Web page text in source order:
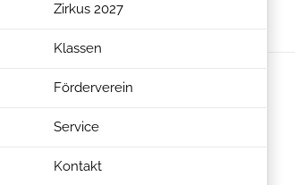
Zirkus 2027
Klassen
Förderverein
Service
Kontakt